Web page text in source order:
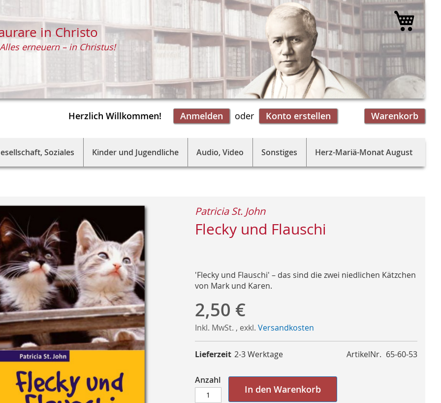
Herzlich Willkommen! Anmelden Warenkorb
Konto erstellen
in Christo
Alles erneuern – in Christus!
Mein
Soziales Kinder und Jugendliche Audio, Video Sonstiges Herz-Mariä-Monat August
Flecky und Flauschi
Patricia St. John
'Flecky und Flauschi' – das sind die zwei niedlichen Kätzchen
von Mark und Karen.
2,50 €
Inkl. MwSt. , exkl. Versandkosten
ArtikelNr. 65-60-53
Lieferzeit 2-3 Werktage
Anzahl
In den Warenkorb